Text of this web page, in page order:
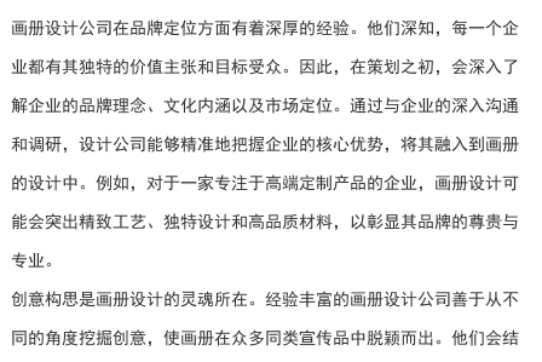
画册设计公司在品牌定位方面有着深厚的经验。他们深知，每一个企
业都有其独特的价值主张和目标受众。因此，在策划之初，会深入了
解企业的品牌理念、文化内涵以及市场定位。通过与企业的深入沟通
和调研，设计公司能够精准地把握企业的核心优势，将其融入到画册
的设计中。例如，对于一家专注于高端定制产品的企业，画册设计可
能会突出精致工艺、独特设计和高品质材料，以彰显其品牌的尊贵与
专业。
创意构思是画册设计的灵魂所在。经验丰富的画册设计公司善于从不
同的角度挖掘创意，使画册在众多同类宣传品中脱颖而出。他们会结